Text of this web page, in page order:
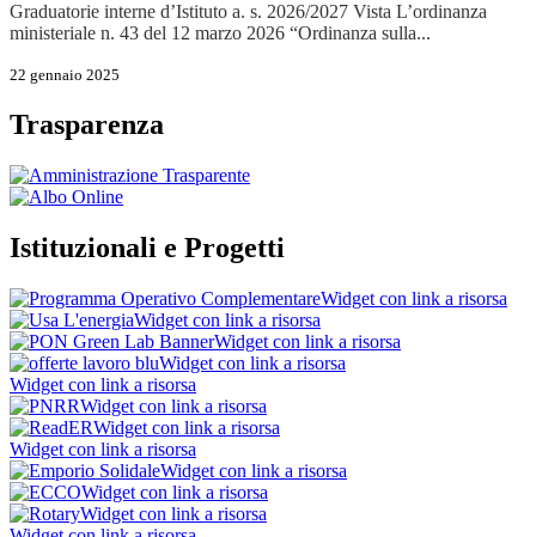
Graduatorie interne d’Istituto a. s. 2026/2027 Vista L’ordinanza
ministeriale n. 43 del 12 marzo 2026 “Ordinanza sulla...
22 gennaio 2025
Trasparenza
Istituzionali e Progetti
Widget con link a risorsa
Widget con link a risorsa
Widget con link a risorsa
Widget con link a risorsa
Widget con link a risorsa
Widget con link a risorsa
Widget con link a risorsa
Widget con link a risorsa
Widget con link a risorsa
Widget con link a risorsa
Widget con link a risorsa